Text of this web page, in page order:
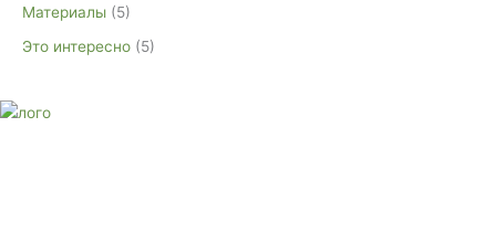
Материалы (5)
Это интересно (5)